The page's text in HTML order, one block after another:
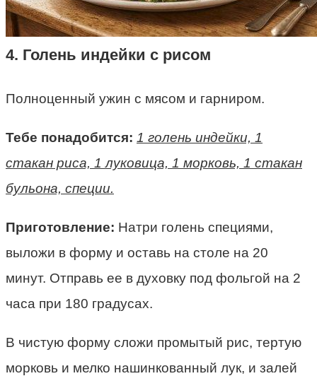
4. Голень индейки с рисом
Полноценный ужин с мясом и гарниром.
Тебе понадобится: 1 голень индейки, 1
стакан риса, 1 луковица, 1 морковь, 1 стакан
бульона, специи.
Приготовление: Натри голень специями,
выложи в форму и оставь на столе на 20
минут. Отправь ее в духовку под фольгой на 2
часа при 180 градусах.
В чистую форму сложи промытый рис, тертую
морковь и мелко нашинкованный лук, и залей